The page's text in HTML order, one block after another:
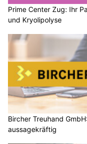
Prime Center Zug: Ihr
und Kryolipolyse
Bircher Treuhand
aussagekräftig